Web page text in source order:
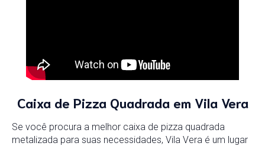
Caixa de Pizza Quadrada em Vila Vera
Se você procura a melhor caixa de pizza quadrada
metalizada para suas necessidades, Vila Vera é um lugar